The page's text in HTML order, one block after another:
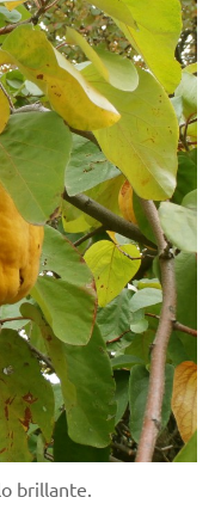
brillante.